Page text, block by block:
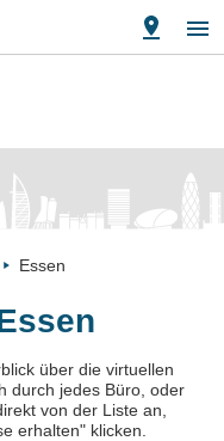
Essen
über die virtuellen
durch jedes Büro, oder
von der Liste an,
erhalten" klicken.